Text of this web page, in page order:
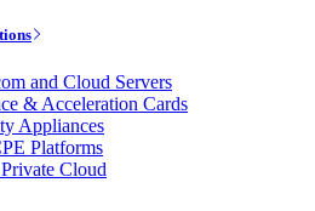
and Cloud Servers
& Acceleration Cards
Appliances
Platforms
Cloud